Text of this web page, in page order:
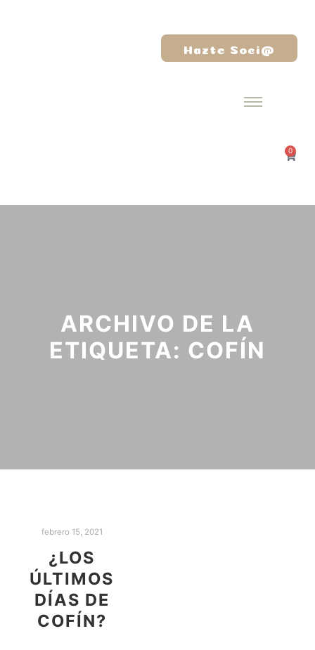
0
Hazte Soci@
ARCHIVO DE LA
ETIQUETA: COFÍN
febrero 15, 2021
¿LOS
ÚLTIMOS
DÍAS DE
COFÍN?